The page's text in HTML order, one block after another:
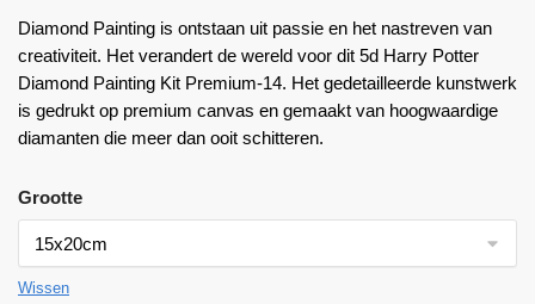
Diamond Painting is ontstaan ​​uit passie en het nastreven van
creativiteit. Het verandert de wereld voor dit 5d Harry Potter
Diamond Painting Kit Premium-14. Het gedetailleerde kunstwerk
is gedrukt op premium canvas en gemaakt van hoogwaardige
diamanten die meer dan ooit schitteren.
Grootte
Wissen